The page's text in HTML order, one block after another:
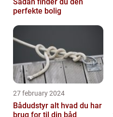
perfekte bolig
27 february 2024
Bådudstyr alt hvad du har
brug for til din båd